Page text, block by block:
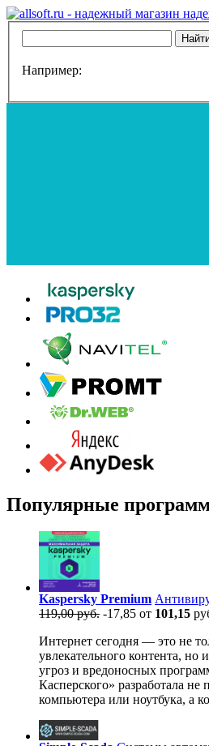
Например:
Популярные
Kaspersky Premium
119,00 руб. -17,85 от 101,15
Интернет сегодня — это не
увлекательного контента,
угроз и вредоносных
Касперского» разработала не
компьютера или ноутбука, а